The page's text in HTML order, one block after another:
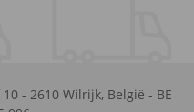
- 2610 Wilrijk, België - BE